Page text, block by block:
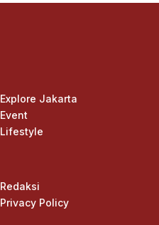
Explore Jakarta
Event
Lifestyle
Redaksi
Privacy Policy